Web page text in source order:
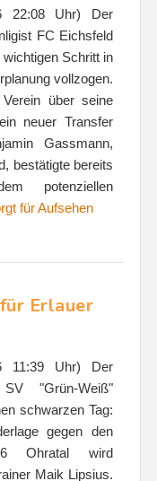
22:08 Uhr) Der
FC Eichsfeld
wichtigen Schritt in
vollzogen.
über seine
neuer Transfer
Gassmann,
bestätigte bereits
potenziellen
für Aufsehen
Erlauer
11:39 Uhr) Der
"Grün-Weiß"
schwarzen Tag:
gegen den
Ohratal wird
Maik Lipsius.